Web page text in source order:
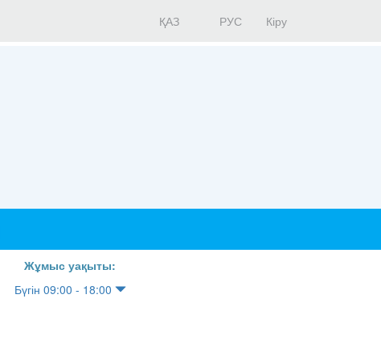
ҚАЗ РУС Кіру
Жұмыс уақыты:
Бүгін 09:00 - 18:00